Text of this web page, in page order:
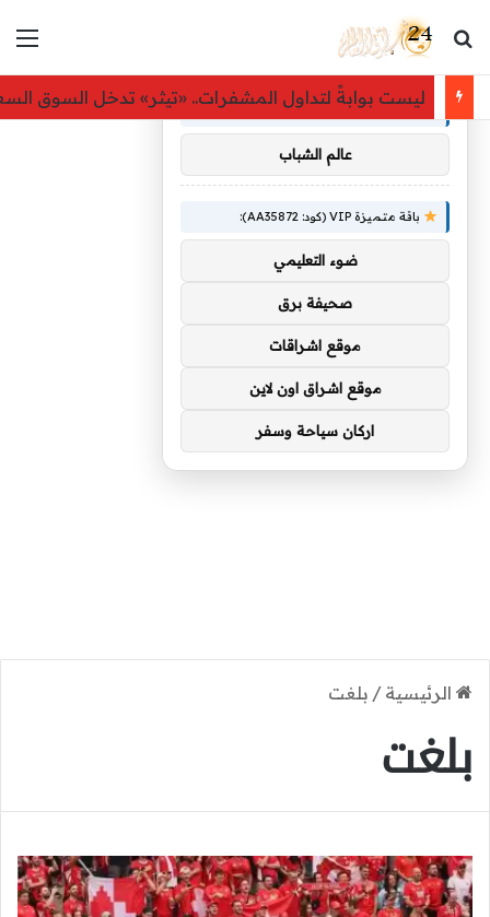
بحث عن
ليست بوابةً لتداول المشفرات.. «تيثر» تدخل السوق
الرئيسية / بلغت
بلغت
توصيات :
باقة متميزة VIP (كود: AA86842):
عالم الشباب
باقة متميزة VIP (كود: AA35872):
ضوء التعليمي
صحيفة برق
موقع اشراقات
موقع اشراق اون لاين
اركان سياحة وسفر